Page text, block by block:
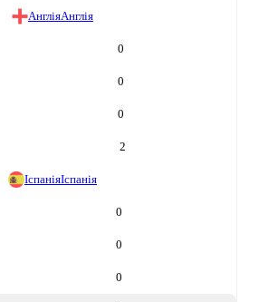
АнгліяАнглія
0
0
0
2
ІспаніяІспанія
0
0
0